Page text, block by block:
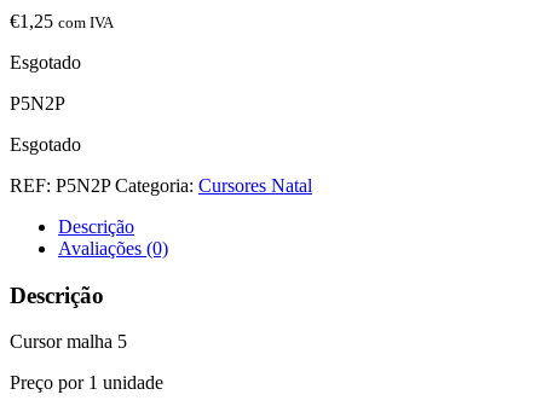
€1,25 com IVA
Esgotado
P5N2P
Esgotado
REF: P5N2P Categoria: Cursores Natal
Descrição
Avaliações (0)
Descrição
Cursor malha 5
Preço por 1 unidade